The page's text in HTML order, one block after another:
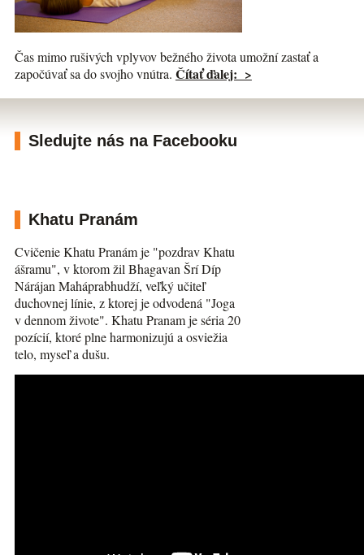
Čas mimo rušivých vplyvov bežného života umožní zastať a
započúvať sa do svojho vnútra. Čítať ďalej: >
Sledujte nás na Facebooku
Khatu Pranám
Cvičenie Khatu Pranám je "pozdrav Khatu
ášramu", v ktorom žil Bhagavan Šrí Díp
Nárájan Maháprabhudží, veľký učiteľ
duchovnej línie, z ktorej je odvodená "Joga
v dennom živote". Khatu Pranam je séria 20
pozícií, ktoré plne harmonizujú a osviežia
telo, myseľ a dušu.